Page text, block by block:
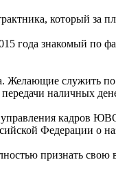
который за
года знакомый
Желающие служить
наличных
кадров
Федерации о
признать свою